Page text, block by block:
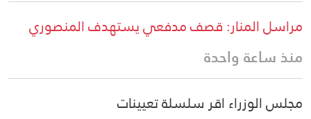
مراسل المنار: قصف مدفعي يستهدف المنصوري
منذ ساعة واحدة
مجلس الوزراء اقر سلسلة تعيينات